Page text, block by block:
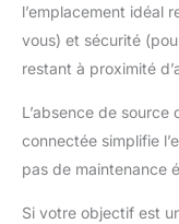
l’emplacement idéal
vous) et sécurité
restant à proximité
L’absence de
connectée simplifie
pas de maintenance
Si votre objectif est